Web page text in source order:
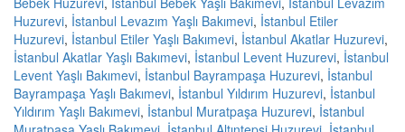
Huzurevi, İstanbul Levazım Yaşlı Bakımevi, İstanbul Etiler
Huzurevi, İstanbul Etiler Yaşlı Bakımevi, İstanbul Akatlar Huzurevi,
İstanbul Akatlar Yaşlı Bakımevi, İstanbul Levent Huzurevi, İstanbul
Levent Yaşlı Bakımevi, İstanbul Bayrampaşa Huzurevi, İstanbul
Bayrampaşa Yaşlı Bakımevi, İstanbul Yıldırım Huzurevi, İstanbul
Yıldırım Yaşlı Bakımevi, İstanbul Muratpaşa Huzurevi, İstanbul